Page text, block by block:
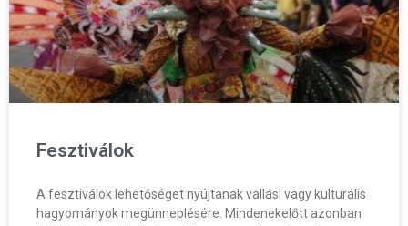
Fesztiválok
A fesztiválok lehetőséget nyújtanak vallási vagy kulturális
hagyományok megünneplésére. Mindenekelőtt azonban